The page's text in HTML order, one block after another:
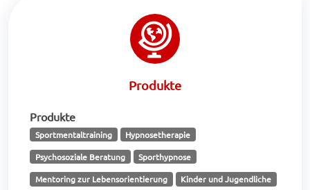
Produkte
Produkte
Sportmentaltraining Hypnosetherapie
Psychosoziale Beratung Sporthypnose
Mentoring zur Lebensorientierung Kinder und Jugendliche